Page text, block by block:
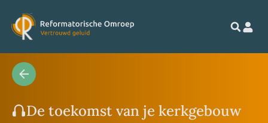
De toekomst van je kerkgebouw